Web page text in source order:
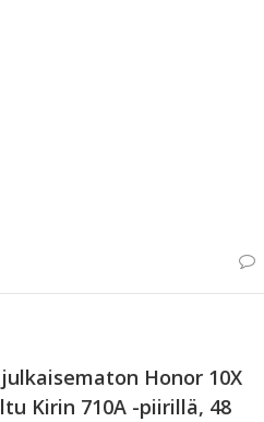
Honor 10X
Kirin 710A -piirillä, 48